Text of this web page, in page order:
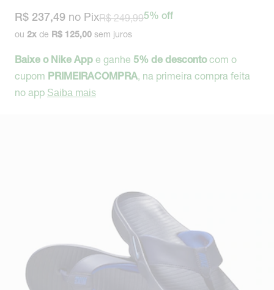
R$ 237,49 no PixR$ 249,995% off
ou 2x de R$ 125,00 sem juros
Baixe o Nike App e ganhe 5% de descontocom o
cupom PRIMEIRACOMPRA, na primeira compra feita
no app Saiba mais